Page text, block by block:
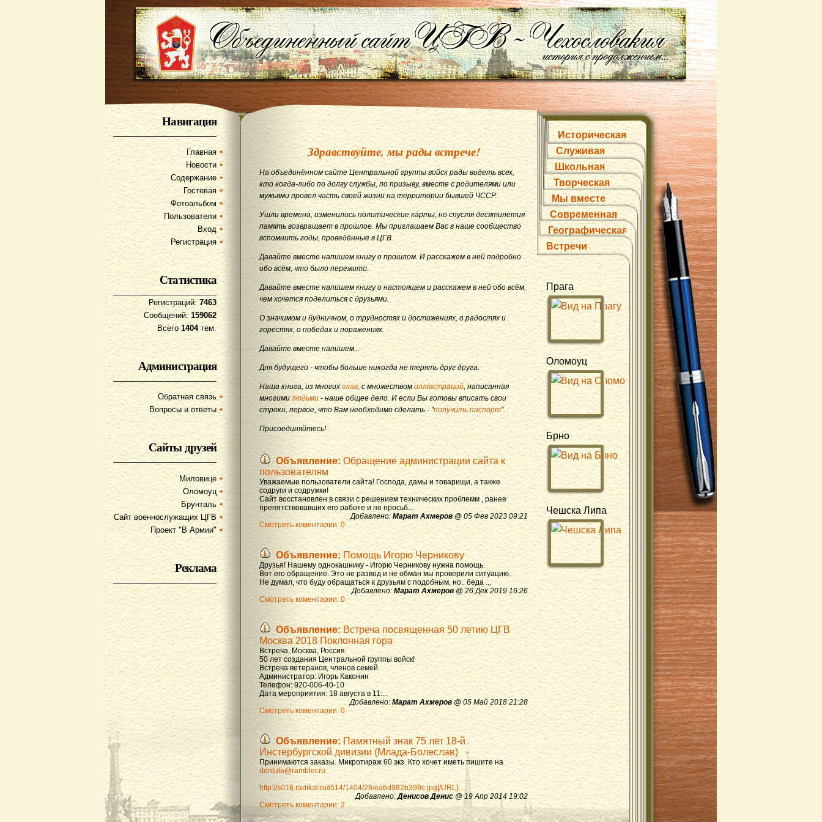
Навигация
Главная
Новости
Содержание
Гостевая
Фотоальбом
Пользователи
Вход
Регистрация
Статистика
Регистраций: 7463
Сообщений:159062
Всего1404тем.
Администрация
Обратная связь
Вопросы и ответы
Сайты друзей
Миловице
Оломоуц
Брунталь
Сайт военнослужащих ЦГВ
Проект "В Армии"
Реклама
Здравствуйте, мы рады встрече!
На объединённом сайте Центральной группы войск рады видеть всех,
кто когда-либо по долгу службы, по призыву, вместе с родителями или
мужьями провел часть своей жизни на территории бывшей ЧССР.
Ушли времена, изменились политические карты, но спустя десятилетия
память возвращает в прошлое. Мы приглашаем Вас в наше сообщество
вспомнить годы, проведённые в ЦГВ.
Давайте вместе напишем книгу о прошлом. И расскажем в ней подробно
обо всём, что было пережито.
Давайте вместе напишем книгу о настоящем и расскажем в ней обо всём,
чем хочется поделиться с друзьями.
О значимом и будничном, о трудностях и достижениях, о радостях и
горестях, о победах и поражениях.
Давайте вместе напишем...
Для будущего - чтобы больше никогда не терять друг друга.
Наша книга, из многихглав, с множествомиллюстраций , написанная
многимилюдьми - наше общее дело. И если Вы готовы вписать свои
строки, первое, что Вам необходимо сделать - "получить паспорт".
Присоединяйтесь!
Объявление: Обращение администрации сайта к
пользователям
Уважаемые пользователи сайта! Господа, дамы и товарищи, а также
содруги и содружки!
Сайт восстановлен в связи с решением технических проблемм , ранее
препятствовавших его работе и по просьб...
Добавлено: Марат Ахмеров@ 05 Фев 2023 09:21
Смотреть коментарии: 0
Объявление: Помощь Игорю Черникову
Друзья! Нашему однокашнику - Игорю Черникову нужна помощь.
Вот его обращение. Это не развод и не обман мы проверили ситуацию.
Не думал, что буду обращаться к друзьям с подобным, но.. беда ...
Добавлено:Марат Ахмеров @ 26 Дек 2019 16:26
Смотреть коментарии: 0
Объявление: Встреча посвященная 50 летию ЦГВ
Москва 2018 Поклонная гора
Встреча, Москва, Россия
50 лет создания Центральной группы войск!
Встреча ветеранов, членов семей.
Администратор: Игорь Каконин
Телефон: 920-006-40-10
Дата мероприятия: 18 августа в 11:...
Добавлено: Марат Ахмеров @ 05 Май 2018 21:28
Смотреть коментарии: 0
Объявление: Памятный знак 75 лет 18-й
Инстербургской дивизии (Млада-Болеслав)
Принимаются заказы. Микротираж 60 экз. Кто хочет иметь пишите на
dentula@rambler.ru
http://s018.radikal.ru/i514/1404/28/ea6d982b399c.jpg[/URL]...
Добавлено:Денисов Денис @ 19 Апр 2014 19:02
Смотреть коментарии: 2
Историческая
Служивая
Школьная
Творческая
Мы вместе
Современная
Географическая
Встречи
Прага
Оломоуц
Брно
Чешска Липа